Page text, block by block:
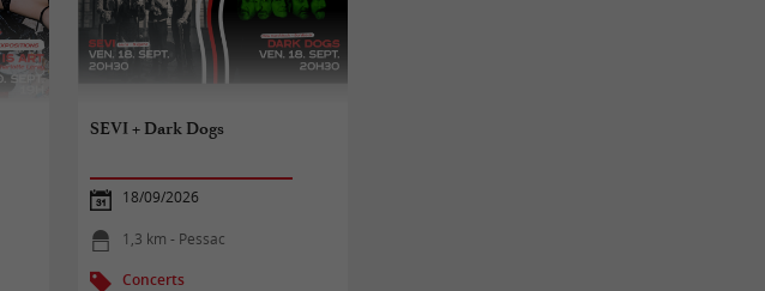
SEVI + Dark Dogs
18/09/2026
1,3 km - Pessac
Concerts